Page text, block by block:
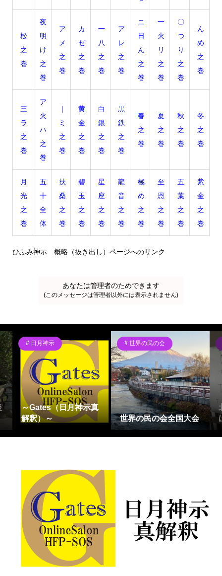
松
之
巻
夜
明
け
之
巻
ア
メ
之
巻
カ
ゼ
之
巻
一
八
之
巻
ア
レ
之
巻
ニ
日
ん
之
巻
一
火
リ
之
巻
〇
つ
り
之
巻
ん
め
之
巻
三
ラ
之
巻
ア
火
ハ
之
巻
｜
ミ
之
巻
黄
金
之
巻
白
銀
之
巻
黒
鉄
之
巻
春
之
巻
夏
之
巻
秋
之
巻
冬
之
巻
月
光
之
巻
五
十
全
体
扶
桑
之
巻
碧
玉
之
巻
星
座
之
巻
龍
音
之
巻
極
め
之
巻
至
恩
之
巻
五
葉
之
巻
紫
金
之
巻
ひふみ神示 概略（抜き出し）ページへのリンク
あなたは管理者のためできます
(このメッセージは管理者以外には表示されません)
日月神示
～Gates（日月神示真
解釈）～
世界の民の会
世界の民の会全国大会